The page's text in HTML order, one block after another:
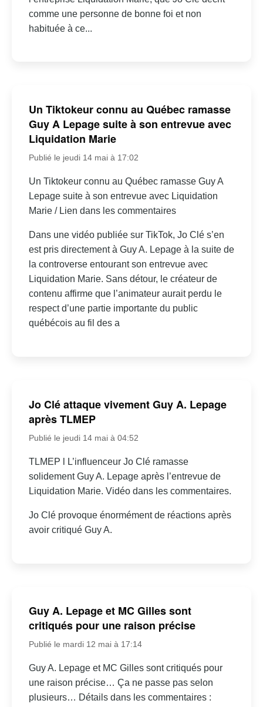
comme une personne de bonne foi et non
habituée à ce...
Un Tiktokeur connu au Québec ramasse
Guy A Lepage suite à son entrevue avec
Liquidation Marie
Publié le jeudi 14 mai à 17:02
Un Tiktokeur connu au Québec ramasse Guy A
Lepage suite à son entrevue avec Liquidation
Marie / Lien dans les commentaires
Dans une vidéo publiée sur TikTok, Jo Clé s’en
est pris directement à Guy A. Lepage à la suite de
la controverse entourant son entrevue avec
Liquidation Marie. Sans détour, le créateur de
contenu affirme que l’animateur aurait perdu le
respect d’une partie importante du public
québécois au fil des a
Jo Clé attaque vivement Guy A. Lepage
après TLMEP
Publié le jeudi 14 mai à 04:52
TLMEP l L’influenceur Jo Clé ramasse
solidement Guy A. Lepage après l’entrevue de
Liquidation Marie. Vidéo dans les commentaires.
Jo Clé provoque énormément de réactions après
avoir critiqué Guy A.
Guy A. Lepage et MC Gilles sont
critiqués pour une raison précise
Publié le mardi 12 mai à 17:14
Guy A. Lepage et MC Gilles sont critiqués pour
une raison précise… Ça ne passe pas selon
plusieurs… Détails dans les commentaires :